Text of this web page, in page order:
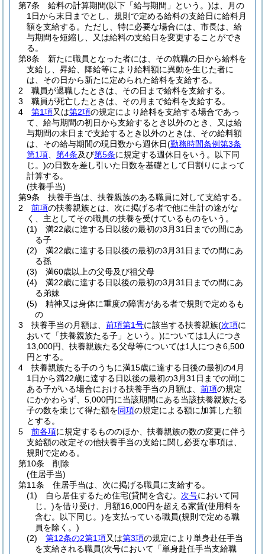
第7条
給料の計算期間(以下「給与期間」という。)は、月の
1日から末日までとし、規則で定める給料の支給日に給料月
額を支給する。 ただし、特に必要な場合には、市長は、給
与期間を短縮し、又は給料の支給日を変更することができ
る。
第8条
新たに職員となった者には、その就職の日から給料を
支給し、昇給、降給等により給料額に異動を生じた者に
は、その日から新たに定められた給料を支給する。
2
職員が退職したときは、その日まで給料を支給する。
3
職員が死亡したときは、その月まで給料を支給する。
4
第1項又は第2項の規定により給料を支給する場合であっ
て、給与期間の初日から支給するとき以外のとき、又は給
与期間の末日まで支給するとき以外のときは、その給料額
は、その給与期間の現日数から週休日(勤務時間条例第3条
第1項
第4条及び第5条に規定する週休日をいう。以下同
じ。)の日数を差し引いた日数を基礎として日割りによって
計算する。
(扶養手当)
第9条
扶養手当は、扶養親族のある職員に対して支給する。
2
前項の扶養親族とは、次に掲げる者で他に生計の途がな
く、主としてその職員の扶養を受けているものをいう。
(1)
満22歳に達する日以後の最初の3月31日までの間にあ
る子
(2)
満22歳に達する日以後の最初の3月31日までの間にあ
る孫
(3)
満60歳以上の父母及び祖父母
(4)
満22歳に達する日以後の最初の3月31日までの間にあ
る弟妹
(5)
精神又は身体に重度の障害がある者で規則で定めるも
の
3
扶養手当の月額は、 前項第1号に該当する扶養親族(次項に
おいて「扶養親族たる子」という。)については1人につき
13,000円、扶養親族たる父母等については1人につき6,500
円とする。
4
扶養親族たる子のうちに満15歳に達する日後の最初の4月
1日から満22歳に達する日以後の最初の3月31日までの間に
ある子がいる場合における扶養手当の月額は、 前項の規定
にかかわらず、5,000円に当該期間にある当該扶養親族たる
子の数を乗じて得た額を同項の規定による額に加算した額
とする。
5
前各項に規定するもののほか、扶養親族の数の変更に伴う
支給額の改定その他扶養手当の支給に関し必要な事項は、
規則で定める。
第10条
削除
(住居手当)
第11条
住居手当は、次に掲げる職員に支給する。
(1)
自ら居住するため住宅(貸間を含む。 次号において同
じ。)を借り受け、月額16,000円を超える家賃(使用料を
含む。以下同じ。)を支払っている職員(規則で定める職
員を除く。)
(2)
第12条の2第1項又は第3項の規定により単身赴任手当
を支給される職員(次号において「単身赴任手当支給職